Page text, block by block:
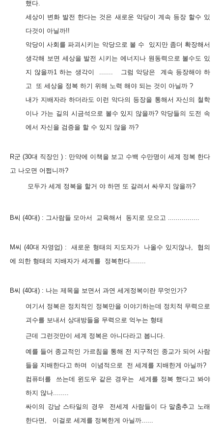
했다.
세상이 변화 발전 한다는 것은 새로운 악당이 계속 등장 할수 있
다것이 아닐까!!
악당이 사회를 파괴시키는 악당으로 볼 수 있지만 좀더 확장해서
생각해 보면 세상을 발전 시키는 에너지나 원동력으로 볼수도 있
지 않을까1 하는 생각이 .......
그럼 악당은 계속 등장해야 하
고 또 세상을 정복 하기 위해 노력 해야 되는 것이 아닐까 ?
내가 지배자라 하더라도 이런 악다의 등장을 통해서 자신의 철학
이나 가는 길의 시금석으로 볼수 있지 않을까? 악당들의 도전 속
에서 자신을 검증을 할 수 있지 않을 까?
R군 (30대 직장인 ) : 만약에 이책을 보고 수백 수만명이 세계 정복 한다
고 나오면 어쩝니까?
모두가 세계 정복을 할거 야 하면 또 갈려서 싸우지 않을까?
B씨 (40대) : 그사람들 모아서 교육해서 동지로 모으고 ................
M씨 (40대 자영업) : 새로운 형태의 지도자가 나올수 있지않나, 협의
에 의한 형태의 지배자가 세계를 정복한다........
B씨 (40대) : 나는 제목을 보면서 과연 세게정복이란 무엇인가?
여기서 정복은 정치적인 정복만을 이야기하는데 정치적 무력으로
괴수를 보내서 상대방들을 무력으로 억누는 형태
근데 그런것만이 세계 정복은 아니다라고 봅니다.
예를 들어 종교적인 가르침을 통해 전 지구적인 종교가 되어 사람
들을 지배한다고 하며 이념적으로 전 세계를 지배한게 아닐까?
컴퓨터를 쓰는데 윈도우 같은 경우는 세게를 정복 했다고 봐야
하지 않나........
싸이의 강남 스타일의 경우 전세계 사람들이 다 말춤추고 노래
한다면, 이걸로 세계를 정복한게 아닐까......